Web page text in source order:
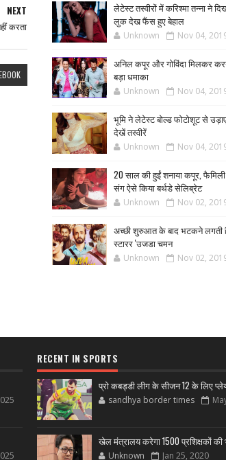
NEXT
करता
लेटेस्ट तस्वीरों में करिश्मा तन्ना ने
लुक देख फैंस हुए बेहाल
Unknown Nov 04,
अनिल कपूर और गोविंदा मिलकर
बड़ा धमाका
Unknown Nov 04,
भूमि ने लेटेस्ट बोल्ड फोटोशूट से
देखें तस्वीरें
Unknown Nov 04,
20 साल की हुईं शनाया कपूर,
संग ऐसे किया बर्थडे सेलिब्रेट
Unknown Nov 02,
अच्छी शुरुआत के बाद भटकने लगती
स्टारर 'उजडा चमन
Unknown Nov 02,
RECENT IN SPORTS
प्रो कबड्डी लीग के सीजन 12 के लिए
sandhya border times
खेल मंत्रालय करेगा 1500 प्रशिक्षकों की
Unknown Jan 25, 2020